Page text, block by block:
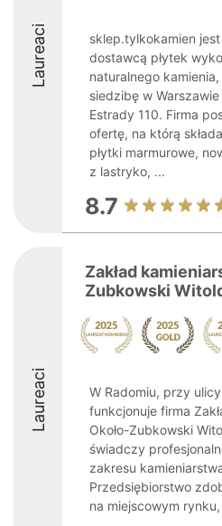
Laureaci
sklep.tylkokamien
dostawcą płytek
naturalnego
siedzibę w
Estrady 110. Firma
ofertę, na którą
płytki marmurowe,
z lastryko, ...
8.7
Laureaci
Zakład
Zubkowski
W Radomiu, przy
funkcjonuje firma
Około-Zubkowski
świadczy
zakresu
Przedsiębiorstwo
na miejscowym